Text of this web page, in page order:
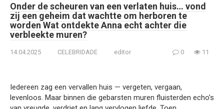
Onder de scheuren van een verlaten huis… vond
zij een geheim dat wachtte om herboren te
worden Wat ontdekte Anna echt achter die
verbleekte muren?
14.04.2025 CELEBRIDADE editor 0 11
Iedereen zag een vervallen huis — vergeten, vergaan,
levenloos. Maar binnen die gebarsten muren fluisterden echo’s